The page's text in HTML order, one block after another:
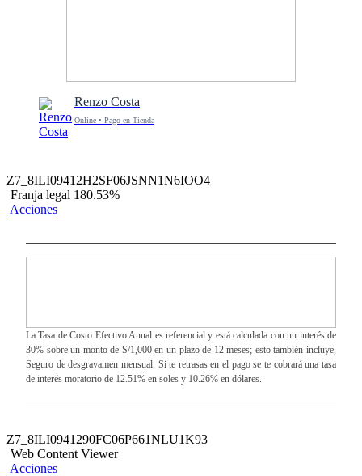
Renzo Costa
Online • Pago en Tienda
Z7_8ILI09412H2SF06JSNN1N6IOO4
Franja legal 180.53%
Acciones
La Tasa de Costo Efectivo Anual es referencial y está calculada con un interés de
30% sobre un monto de S/1,000 en un plazo de 12 meses; esto también incluye,
Seguro de desgravamen mensual. Si te retrasas en el pago se te cobrará una tasa
de interés moratorio de 12.51% en soles y 10.26% en dólares.
Z7_8ILI0941290FC06P661NLU1K93
Web Content Viewer
Acciones